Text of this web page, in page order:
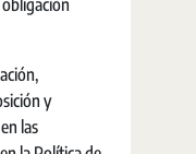
y
las